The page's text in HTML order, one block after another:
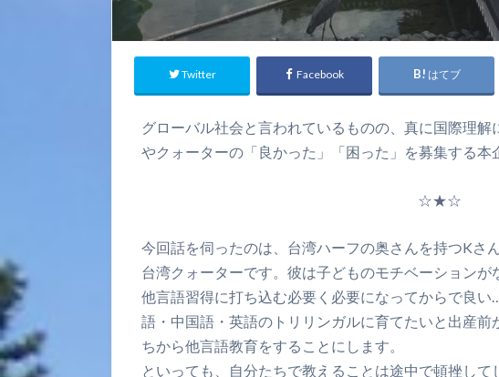
Twitter Facebook はてブ
グローバル社会と言われているものの、真に国際理
やクォーターの「良かった」「困った」を募集する本
☆★☆
今回話を伺ったのは、台湾ハーフの奥さんを持つKさ
台湾クォーターです。彼は子どものモチベーション
他言語習得に打ち込む必要く必要になってからで良
語・中国語・英語のトリリンガルに育てたいと出産前
ちから他言語教育をすることにします。
といっても、自分たちで教えることは途中で頓挫し